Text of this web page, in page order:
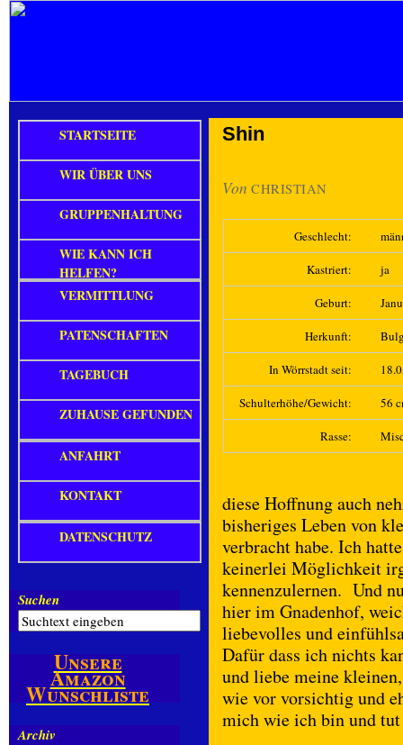
Shin
Von CHRISTIAN
Geschlecht:
Kastriert: ja
Geburt:
Herkunft:
In Wörrstadt seit:
Schulterhöhe/Gewicht: 56
Rasse:
diese Hoffnung auch
bisheriges Leben von
verbracht habe. Ich
keinerlei Möglichkeit
kennenzulernen. Und
hier im Gnadenhof,
liebevolles und
Dafür dass ich nichts
und liebe meine
wie vor vorsichtig und
mich wie ich bin und
STARTSEITE
WIR ÜBER UNS
GRUPPENHALTUNG
WIE KANN ICH
HELFEN?
VERMITTLUNG
PATENSCHAFTEN
TAGEBUCH
ZUHAUSE GEFUNDEN
ANFAHRT
KONTAKT
DATENSCHUTZ
Suchen
Unsere
Amazon
Wunschliste
Archiv